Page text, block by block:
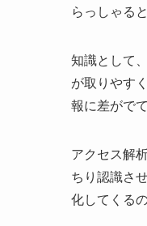
らっしゃる
知識として
が取りやす
報に差がで
アクセス解
ちり認識さ
化してくる